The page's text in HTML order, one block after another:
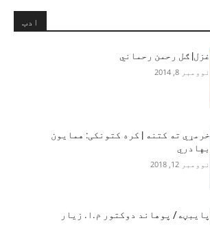
ادب
غزل| ګل رحمن رحماني
نوومبر 8, 2014
خرمړي ته کتنه | کره کتونکی: همایون
بهادري
نوومبر 12, 2018
پايبڼه/ پوهاند دوکتور م.ا. زيار